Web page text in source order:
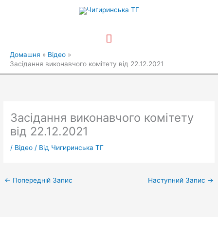
Головне
меню
Домашня
Відео
Засідання виконавчого комітету від 22.12.2021
Засідання виконавчого комітету
від 22.12.2021
/ Відео / Від Чигиринська ТГ
← Попередній Запис Наступний Запис →